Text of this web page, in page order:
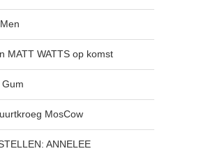
MATT WATTS op komst
Gum
MosCow
ANNELEE